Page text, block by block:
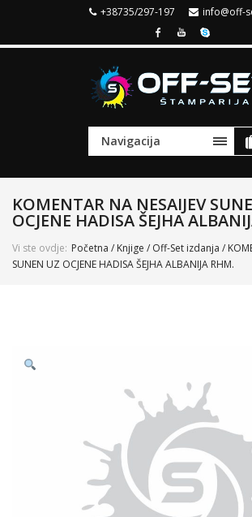
+38735/297-197 info@off-
Navigacija
KOMENTAR NA NESAIJEV
OCJENE HADISA ŠEJHA
Vi ste ovdje: Početna / Knjige / Off-Set izdanja /
SUNEN UZ OCJENE HADISA ŠEJHA ALBANIJA RHM.